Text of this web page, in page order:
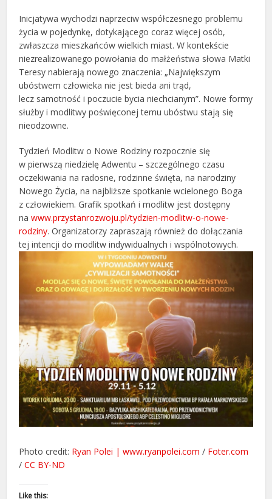
Inicjatywa wychodzi naprzeciw współczesnego problemu
życia w pojedynkę, dotykającego coraz więcej osób,
zwłaszcza mieszkańców wielkich miast. W kontekście
niezrealizowanego powołania do małżeństwa słowa Matki
Teresy nabierają nowego znaczenia: „Największym
ubóstwem człowieka nie jest bieda ani trąd,
lecz samotność i poczucie bycia niechcianym”. Nowe formy
służby i modlitwy poświęconej temu ubóstwu stają się
nieodzowne.
Tydzień Modlitw o Nowe Rodziny rozpocznie się
w pierwszą niedzielę Adwentu – szczególnego czasu
oczekiwania na radosne, rodzinne święta, na narodziny
Nowego Życia, na najbliższe spotkanie wcielonego Boga
z człowiekiem. Grafik spotkań i modlitw jest dostępny
nawww.przystanrozwoju.pl/tydzien-modlitw-o-nowe-
rodziny. Organizatorzy zapraszają również do dołączania
tej intencji do modlitw indywidualnych i wspólnotowych.
Photo credit: Ryan Polei | www.ryanpolei.com / Foter.com
/CC BY-ND
Like this: